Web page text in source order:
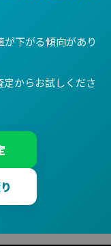
下がる傾向があり
からお試しくださ